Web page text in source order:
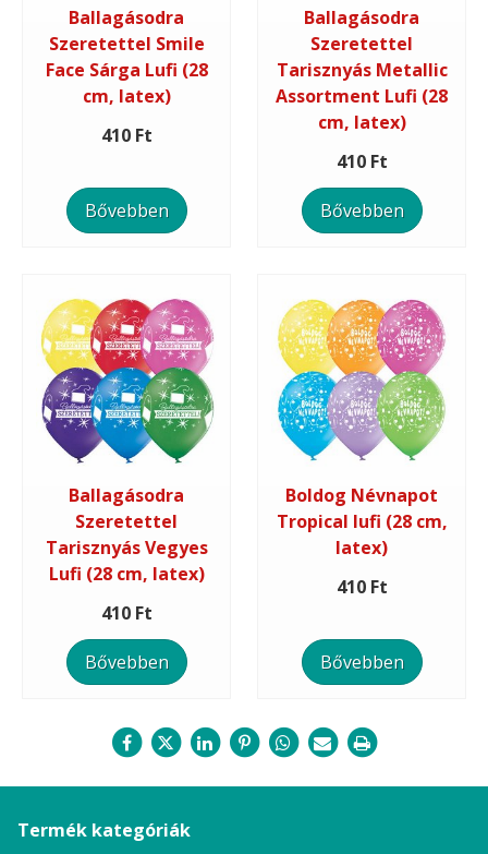
Ballagásodra
Szeretettel Smile
Face Sárga Lufi (28
cm, latex)
410 Ft
Bővebben
Ballagásodra
Szeretettel
Tarisznyás Metallic
Assortment Lufi (28
cm, latex)
410 Ft
Bővebben
Ballagásodra
Szeretettel
Tarisznyás Vegyes
Lufi (28 cm, latex)
410 Ft
Bővebben
Boldog Névnapot
Tropical lufi (28 cm,
latex)
410 Ft
Bővebben
Termék kategóriák